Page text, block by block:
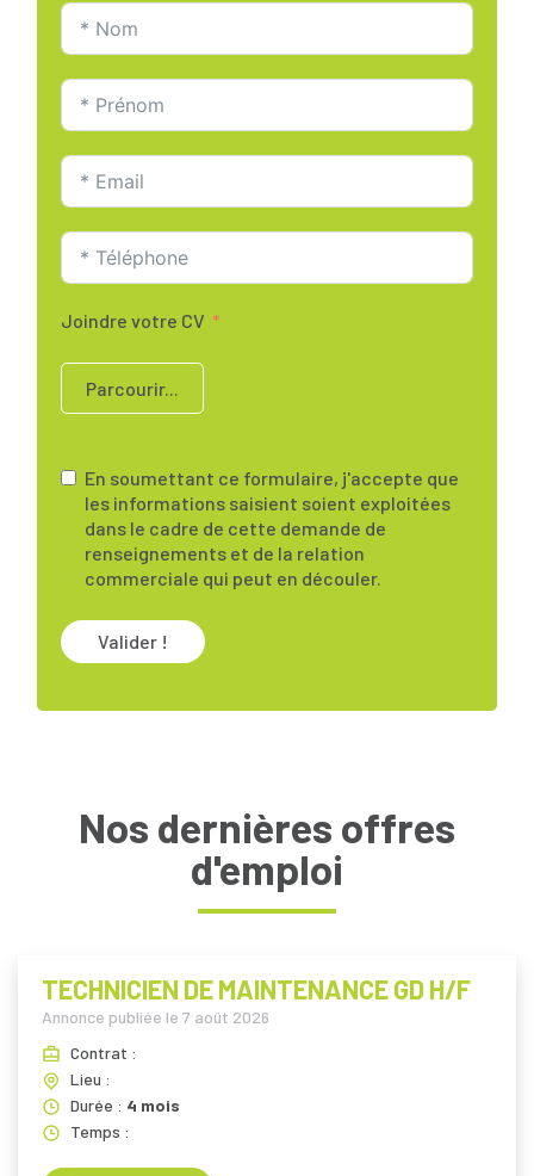
Joindre votre CV
Parcourir...
En soumettant ce formulaire, j'accepte que
les informations saisient soient exploitées
dans le cadre de cette demande de
renseignements et de la relation
commerciale qui peut en découler.
Valider !
Nos dernières offres
d'emploi
TECHNICIEN DE MAINTENANCE GD H/F
Annonce publiée le 7 août 2026
Contrat :
Lieu :
Durée : 4 mois
Temps :